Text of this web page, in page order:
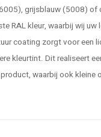
grijsblauw (5008) of
RAL kleur, waarbij wij
coating zorgt voor een
kleurtint. Dit realiseert
waarbij ook kleine